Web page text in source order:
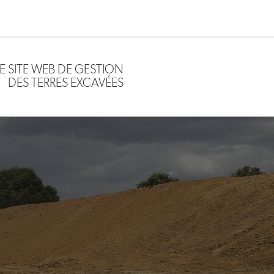
SITE WEB DE GESTION
DES TERRES EXCAVÉES